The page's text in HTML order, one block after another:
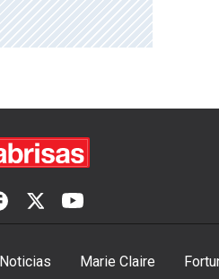
Noticias Marie Claire